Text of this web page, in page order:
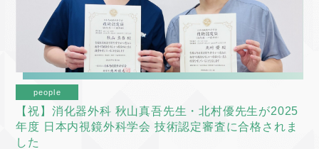
people
【祝】消化器外科 秋山真吾先生・北村優先生が2025
年度 日本内視鏡外科学会 技術認定審査に合格されま
した